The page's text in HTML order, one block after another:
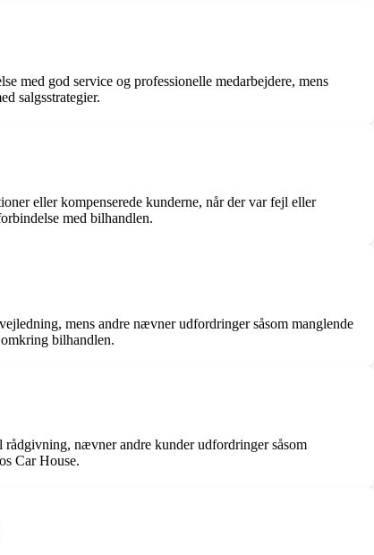
med god service og professionelle medarbejdere, mens
salgsstrategier.
eller kompenserede kunderne, når der var fejl eller
med bilhandlen.
mens andre nævner udfordringer såsom manglende
bilhandlen.
rådgivning, nævner andre kunder udfordringer såsom
Car House.